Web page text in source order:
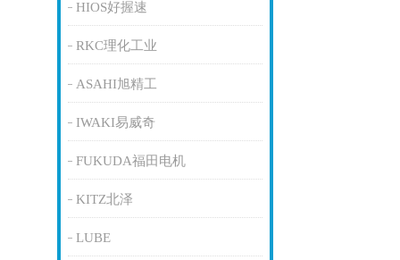
HIOS好握速
RKC理化工业
ASAHI旭精工
IWAKI易威奇
FUKUDA福田电机
KITZ北泽
LUBE